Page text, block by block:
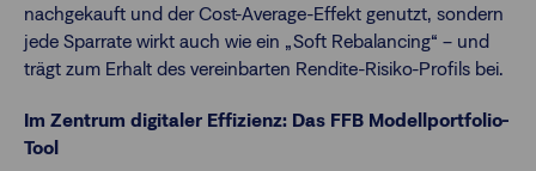
nachgekauft und der Cost-Average-Effekt genutzt, sondern
jede Sparrate wirkt auch wie ein „Soft Rebalancing“ – und
trägt zum Erhalt des vereinbarten Rendite-Risiko-Profils bei.
Im Zentrum digitaler Effizienz: Das FFB Modellportfolio-
Tool